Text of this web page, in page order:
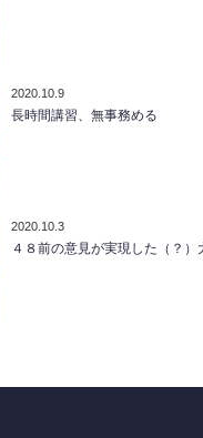
2020.10.9
長時間講習、無事務める
2020.10.3
４８前の意見が実現した（？）